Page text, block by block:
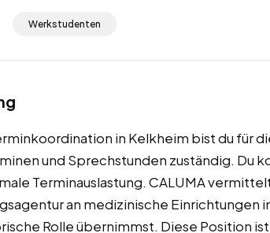
Werkstudenten
in Kelkheim bist du für
und Sprechstunden zuständig. Du
Terminauslastung. CALUMA
an medizinische Einrichtungen
Rolle übernimmst. Diese Position